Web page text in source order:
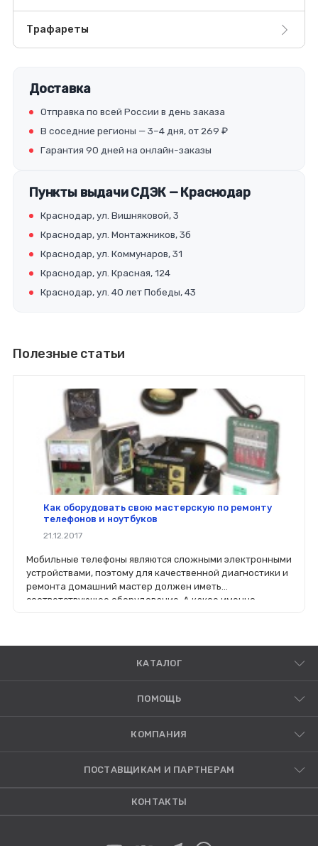
Трафареты
Доставка
Отправка по всей России в день заказа
В соседние регионы — 3–4 дня, от 269 ₽
Гарантия 90 дней на онлайн-заказы
Пункты выдачи СДЭК — Краснодар
Краснодар, ул. Вишняковой, 3
Краснодар, ул. Монтажников, 3б
Краснодар, ул. Коммунаров, 31
Краснодар, ул. Красная, 124
Краснодар, ул. 40 лет Победы, 43
Полезные статьи
Как оборудовать свою мастерскую по ремонту
телефонов и ноутбуков
21.12.2017
Мобильные телефоны являются сложными электронными
устройствами, поэтому для качественной диагностики и
ремонта домашний мастер должен иметь
соответствующее оборудование. А какое именно -
КАТАЛОГ
ПОМОЩЬ
КОМПАНИЯ
ПОСТАВЩИКАМ И ПАРТНЕРАМ
КОНТАКТЫ